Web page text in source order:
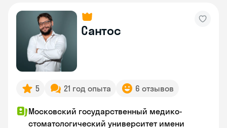
Сантос
5 21 год опыта 6 отзывов
Московский государственный медико-
стоматологический университет имени